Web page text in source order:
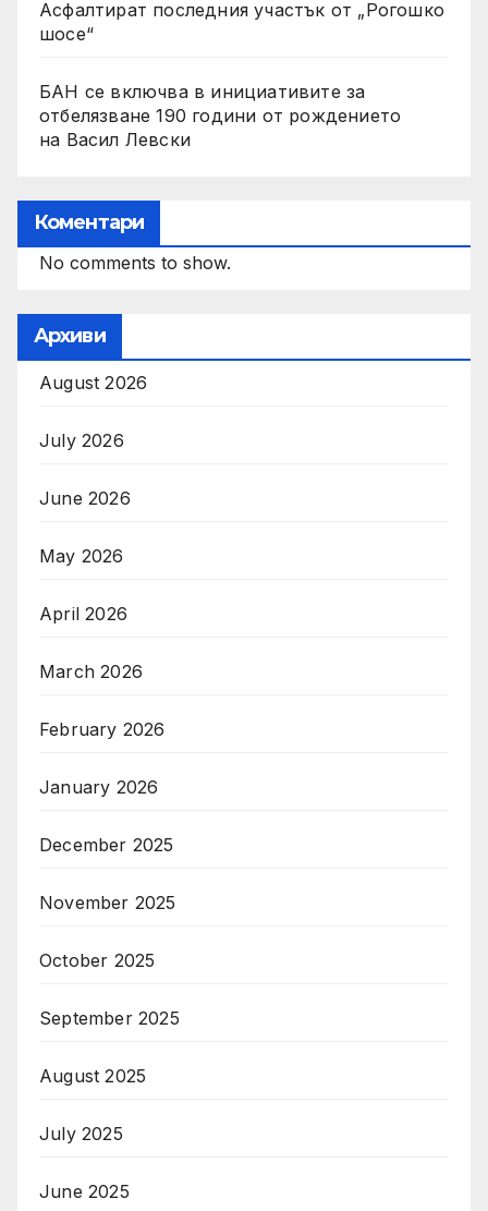
Асфалтират последния участък от „Рогошко
шосе“
БАН се включва в инициативите за
отбелязване 190 години от рождението
на Васил Левски
Коментари
No comments to show.
Архиви
August 2026
July 2026
June 2026
May 2026
April 2026
March 2026
February 2026
January 2026
December 2025
November 2025
October 2025
September 2025
August 2025
July 2025
June 2025